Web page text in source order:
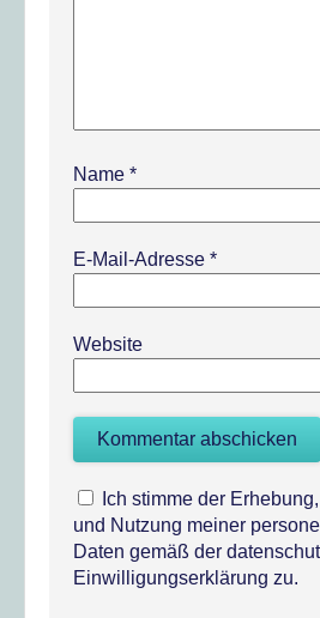
Name *
E-Mail-Adresse *
Website
Ich stimme der
und Nutzung meiner
Daten gemäß der
Einwilligungserklärung zu.